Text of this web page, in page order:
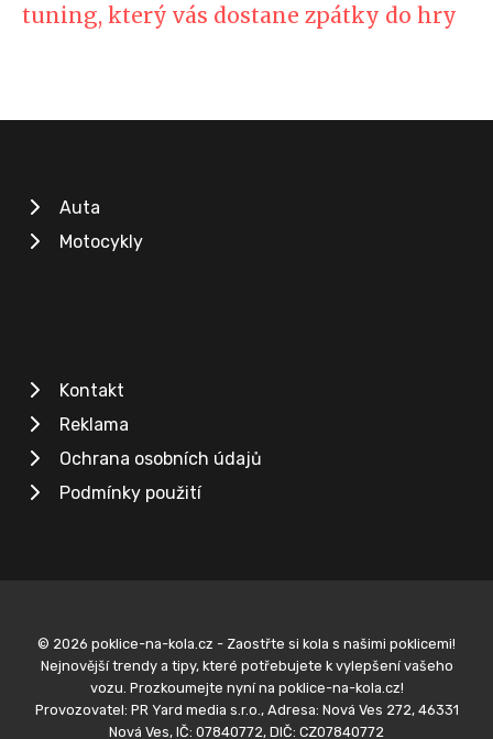
tuning, který vás dostane zpátky do hry
Auta
Motocykly
Kontakt
Reklama
Ochrana osobních údajů
Podmínky použití
© 2026 poklice-na-kola.cz - Zaostřte si kola s našimi poklicemi!
Nejnovější trendy a tipy, které potřebujete k vylepšení vašeho
vozu. Prozkoumejte nyní na poklice-na-kola.cz!
Provozovatel: PR Yard media s.r.o., Adresa: Nová Ves 272, 46331
Nová Ves, IČ: 07840772, DIČ: CZ07840772